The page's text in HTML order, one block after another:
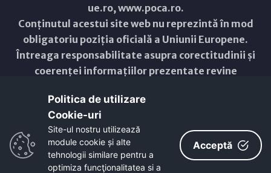
ue.ro,www.poca.ro.
Conținutul acestui site web nu reprezintă în mod
obligatoriu poziția oficială a Uniunii Europene.
Întreaga responsabilitate asupra corectitudinii și
coerenței informațiilor prezentate revine
Copyright © 2021 - 2026 -
ResponsiveVoice
Non-Commercial License
Politica de utilizare
Cookie-uri‎
Site-ul nostru utilizează
module cookie și alte
tehnologii similare pentru a
optimiza funcţionalitatea si a
Acceptă